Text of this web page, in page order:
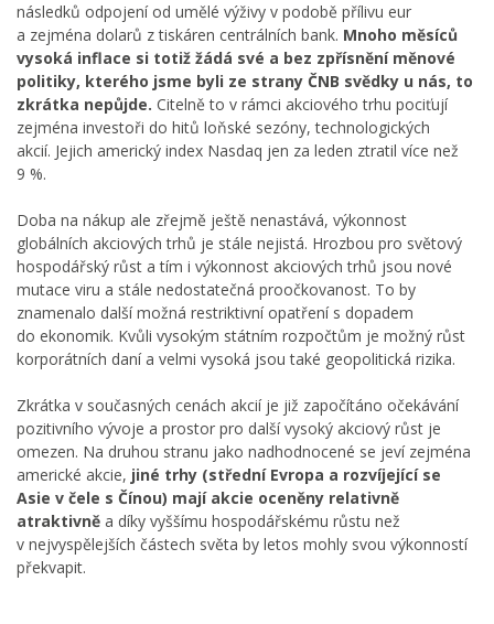
následků odpojení od umělé výživy v podobě přílivu eur
a zejména dolarů z tiskáren centrálních bank. Mnoho měsíců
vysoká inflace si totiž žádá své a bez zpřísnění měnové
politiky, kterého jsme byli ze strany ČNB svědky u nás, to
zkrátka nepůjde. Citelně to v rámci akciového trhu pociťují
zejména investoři do hitů loňské sezóny, technologických
akcií. Jejich americký index Nasdaq jen za leden ztratil více než
9 %.
Doba na nákup ale zřejmě ještě nenastává, výkonnost
globálních akciových trhů je stále nejistá. Hrozbou pro světový
hospodářský růst a tím i výkonnost akciových trhů jsou nové
mutace viru a stále nedostatečná proočkovanost. To by
znamenalo další možná restriktivní opatření s dopadem
do ekonomik. Kvůli vysokým státním rozpočtům je možný růst
korporátních daní a velmi vysoká jsou také geopolitická rizika.
Zkrátka v současných cenách akcií je již započítáno očekávání
pozitivního vývoje a prostor pro další vysoký akciový růst je
omezen. Na druhou stranu jako nadhodnocené se jeví zejména
americké akcie, jiné trhy (střední Evropa a rozvíjející se
Asie v čele s Čínou) mají akcie oceněny relativně
atraktivně a díky vyššímu hospodářskému růstu než
v nejvyspělejších částech světa by letos mohly svou výkonností
překvapit.